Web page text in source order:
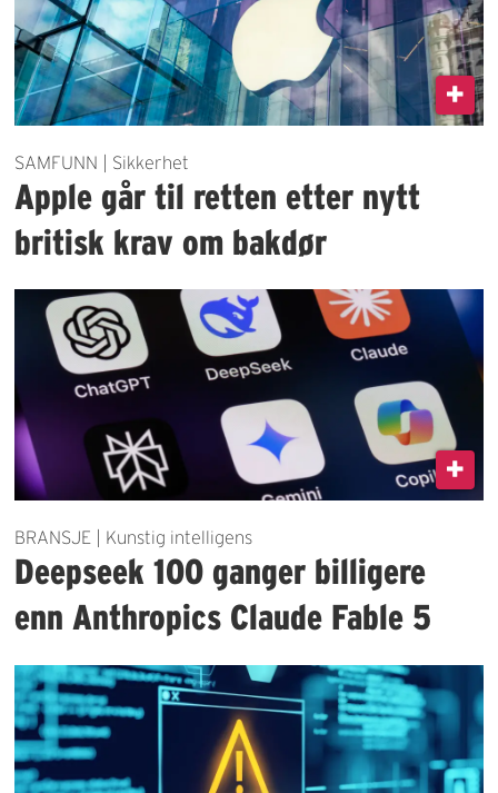
SAMFUNN | Sikkerhet
Apple går til retten etter nytt
britisk krav om bakdør
BRANSJE | Kunstig intelligens
Deepseek 100 ganger billigere
enn Anthropics Claude Fable 5